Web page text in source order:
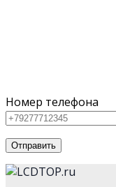
Номер телефона